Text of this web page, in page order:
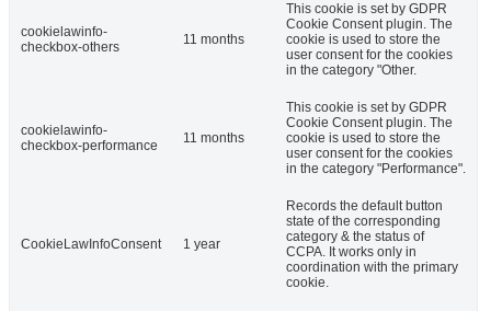
cookielawinfo-
checkbox-others
11 months
This cookie is set by GDPR
Cookie Consent plugin. The
cookie is used to store the
user consent for the cookies
in the category "Other.
cookielawinfo-
checkbox-performance
11 months
This cookie is set by GDPR
Cookie Consent plugin. The
cookie is used to store the
user consent for the cookies
in the category "Performance".
CookieLawInfoConsent 1 year
Records the default button
state of the corresponding
category & the status of
CCPA. It works only in
coordination with the primary
cookie.